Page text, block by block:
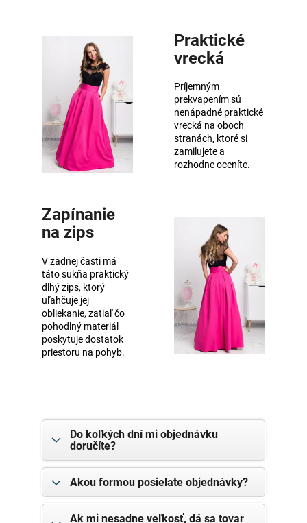
Praktické
vrecká
Príjemným
prekvapením sú
nenápadné praktické
vrecká na oboch
stranách, ktoré si
zamilujete a
rozhodne oceníte.
Zapínanie
na zips
V zadnej časti má
táto sukňa praktický
dlhý zips, ktorý
uľahčuje jej
obliekanie, zatiaľ čo
pohodlný materiál
poskytuje dostatok
priestoru na pohyb.
Do koľkých dní mi objednávku
doručíte?
Akou formou posielate objednávky?
Ak mi nesadne veľkosť, dá sa tovar